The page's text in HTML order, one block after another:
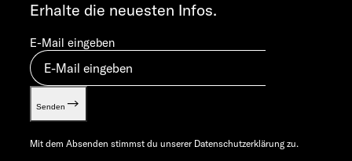
Erhalte die neuesten Infos.
E-Mail eingeben
Senden
Mit dem Absenden stimmst du unserer Datenschutzerklärung zu.